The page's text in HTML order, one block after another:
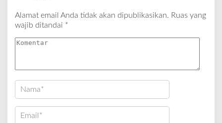
Alamat email Anda tidak akan dipublikasikan. Ruas yang
wajib ditandai *